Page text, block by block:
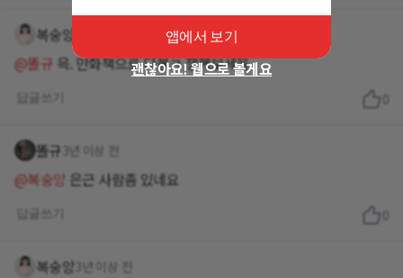
복숭앙
@똘규 윽. 만화책으로 다봄ㅋ 잼께보세융
똘규 3년 이상 전
@복숭앙 은근 사람좀 있네요
복숭앙 3년 이상 전
앱에서 보기
괜찮아요! 웹으로 볼게요